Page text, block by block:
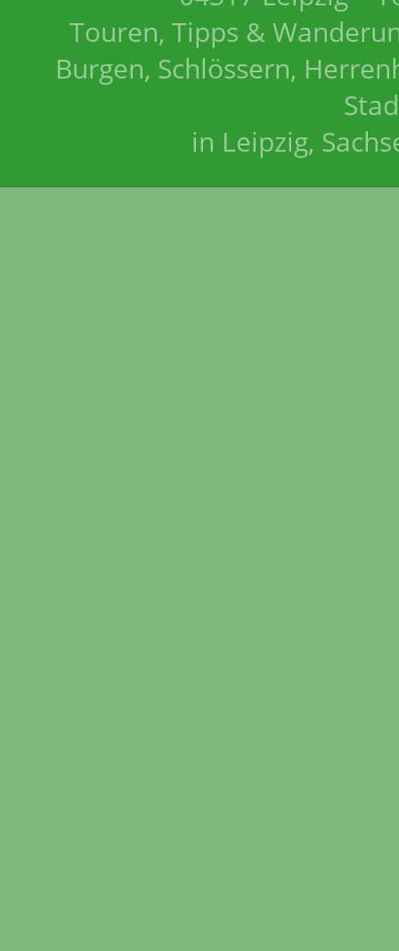
Touren, Tipps &
Burgen, Schlössern,
in Leipzig,